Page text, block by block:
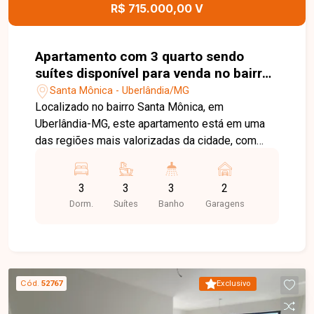
R$ 715.000,00 V
Apartamento com 3 quarto sendo
suítes disponível para venda no bairro
Santa Mônica em Uberlânida-MG
Santa Mônica - Uberlândia/MG
Localizado no bairro Santa Mônica, em
Uberlândia-MG, este apartamento está em uma
das regiões mais valorizadas da cidade, com
principais vias e proximidade com universidades,
supermercados, escolas, farmácias, restaurantes
e diversos comércios e serviços, proporcionando
03 quartos, sendo 01 suíte e 02 semi-suítes,
oferecendo conforto, privacidade e excelente
distribuição dos ambientes. Dispõe ainda de 02
3
Dorm.
3
Suítes
3
Banho
2
Garagens
Exclusivo
Cód. 52767